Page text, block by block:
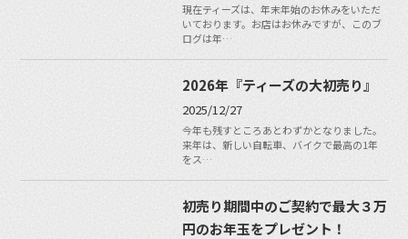
現在ティーズは、年末年始のお休みをいただ
いております。お店はお休みですが、このブ
ログは年…
2026年『ティーズの大初売り』
2025/12/27
今年も残すところあとわずかとなりました。
来年は、新しい自転車、バイクで最高の1年
をス…
初売り期間中のご契約で最大３万
円のお年玉をプレゼント！